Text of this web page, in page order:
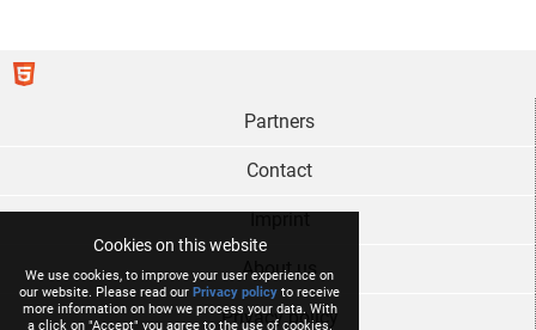
Cookies on this website
We use cookies, to improve your user experience on
our website. Please read our Privacy policy to receive
more information on how we process your data. With
a click on "Accept" you agree to the use of cookies.
Partners
Contact
Imprint
About us
Privacy policy